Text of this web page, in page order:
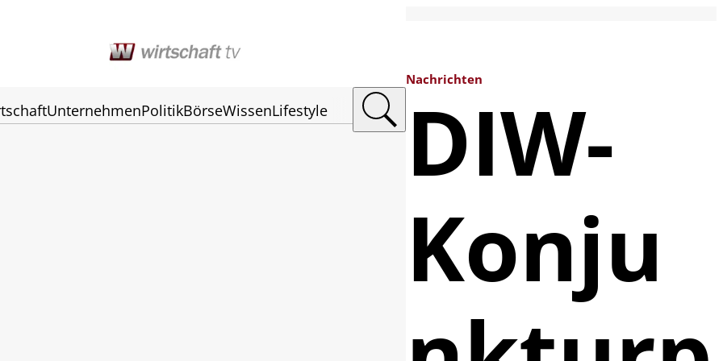
UnternehmenPolitikBörseWissenLifestyle
Nachrichten
DIW-
Konju